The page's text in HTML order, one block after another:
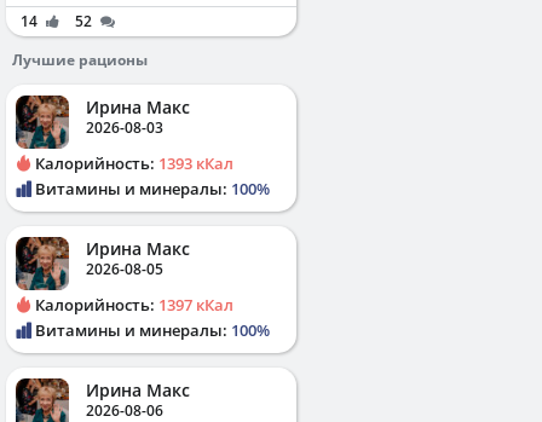
14
52
Лучшие рационы
Ирина Макс
2026-08-03
Калорийность: 1393 кКал
Витамины и минералы: 100%
Ирина Макс
2026-08-05
Калорийность: 1397 кКал
Витамины и минералы: 100%
Ирина Макс
2026-08-06